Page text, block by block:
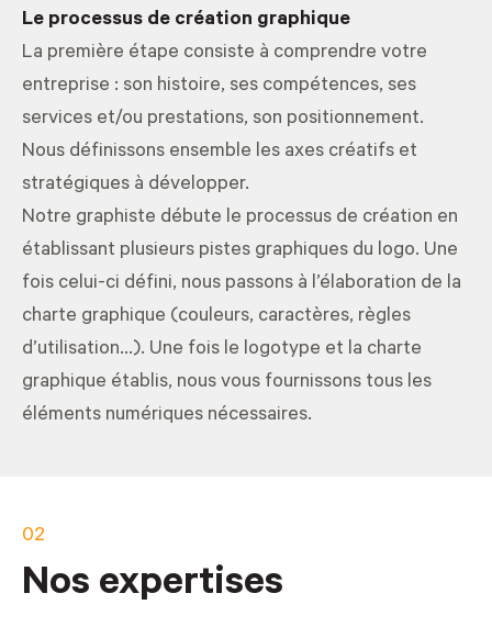
Le processus de création graphique
La première étape consiste à comprendre votre
entreprise : son histoire, ses compétences, ses
services et/ou prestations, son positionnement.
Nous définissons ensemble les axes créatifs et
stratégiques à développer.
Notre graphiste débute le processus de création en
établissant plusieurs pistes graphiques du logo. Une
fois celui-ci défini, nous passons à l’élaboration de la
charte graphique (couleurs, caractères, règles
d’utilisation...). Une fois le logotype et la charte
graphique établis, nous vous fournissons tous les
éléments numériques nécessaires.
02
Nos expertises